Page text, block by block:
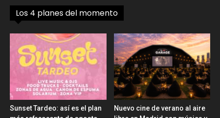
Los 4 planes del momento
Sunset Tardeo: así es el plan
Nuevo cine de verano al aire